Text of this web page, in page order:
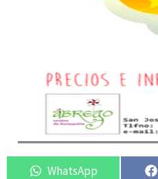
Compartir
en
WhatsApp
Compartir
en